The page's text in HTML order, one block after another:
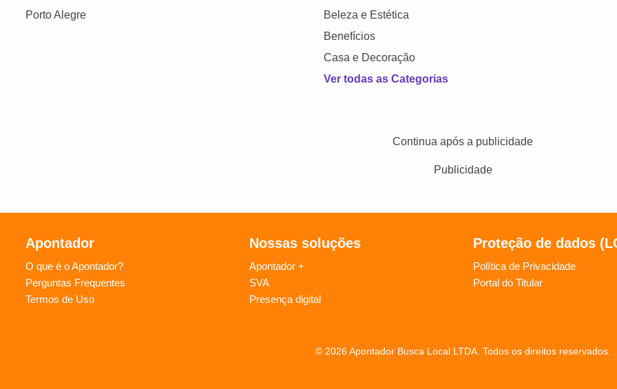
Porto Alegre
Beleza e Estética
Benefícios
Casa e Decoração
Ver todas as Categorias
Continua após a publicidade
Publicidade
Apontador
O que é o Apontador?
Perguntas Frequentes
Termos de Uso
Nossas soluções
Apontador +
SVA
Presença digital
Proteção de dados
Política de Privacidade
Portal do Titular
© 2026 Apontador Busca Local LTDA. Todos os direitos reservados.